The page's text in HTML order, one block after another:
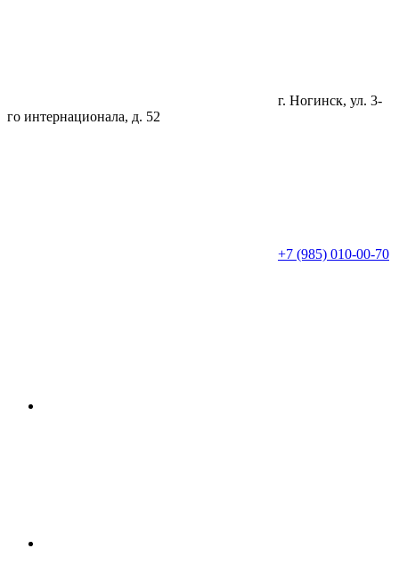
г. Ногинск, ул. 3-
го интернационала, д. 52
+7 (985) 010-00-70